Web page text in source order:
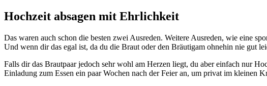
Hochzeit absagen mit Ehrlichkeit
Das waren auch schon die besten zwei Ausreden. Weitere Ausreden, wie eine
Und wenn dir das egal ist, da du die Braut oder den Bräutigam ohnehin nie gut
Falls dir das Brautpaar jedoch sehr wohl am Herzen liegt, du aber einfach nur
Einladung zum Essen ein paar Wochen nach der Feier an, um privat im kleinen